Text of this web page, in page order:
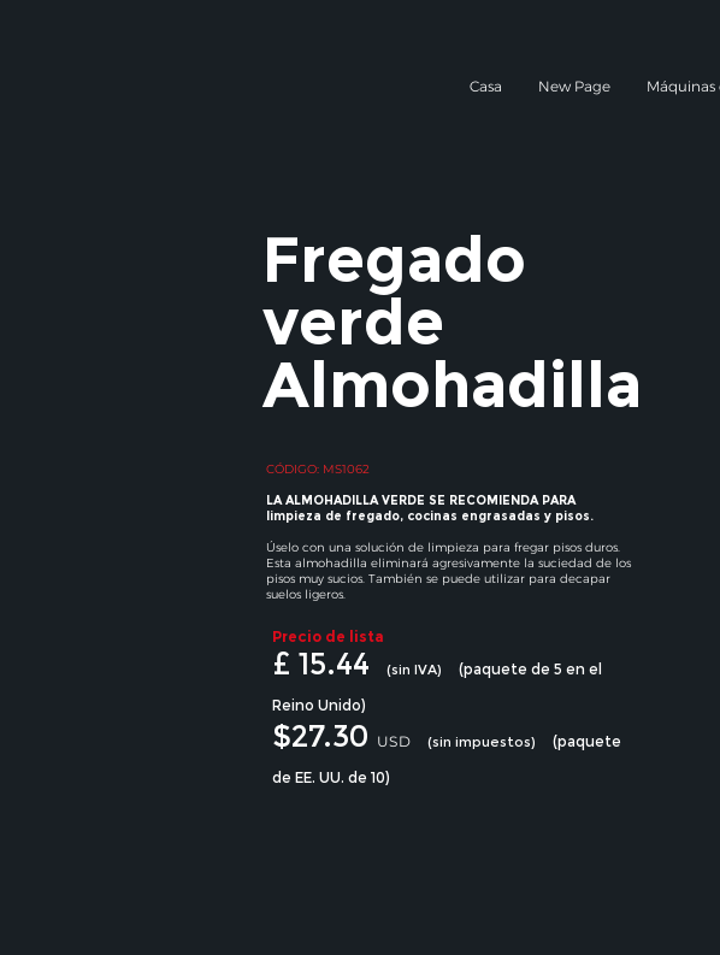
Casa New Page Máquinas
Fregado
verde
Almohadilla
CÓDIGO: MS1062
LA ALMOHADILLA VERDE SE RECOMIENDA PARA
limpieza de fregado, cocinas engrasadas y pisos.
Úselo con una solución de limpieza para fregar pisos duros.
Esta almohadilla eliminará agresivamente la suciedad de los
pisos muy sucios. También se puede utilizar para decapar
suelos ligeros.
Precio de lista
£ 15.44 (sin IVA)
(paquete de 5 en el
Reino Unido)
$27.30 USD (sin impuestos)
(paquete
de EE. UU. de 10)